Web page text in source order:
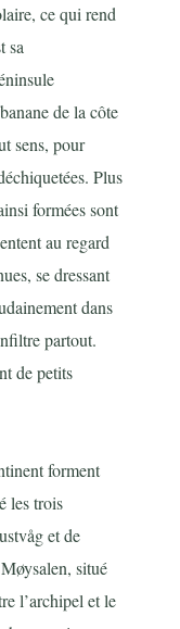
ce qui rend
sa
de la côte
sens, pour
Plus
formées sont
au regard
se dressant
dans
partout.
de petits
forment
les trois
et de
situé
l’archipel et le